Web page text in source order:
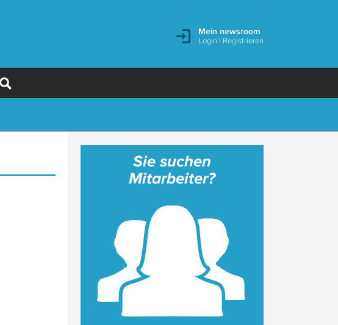
Mein newsroom
Login | Registrieren
Sie suchen
Mitarbeiter?